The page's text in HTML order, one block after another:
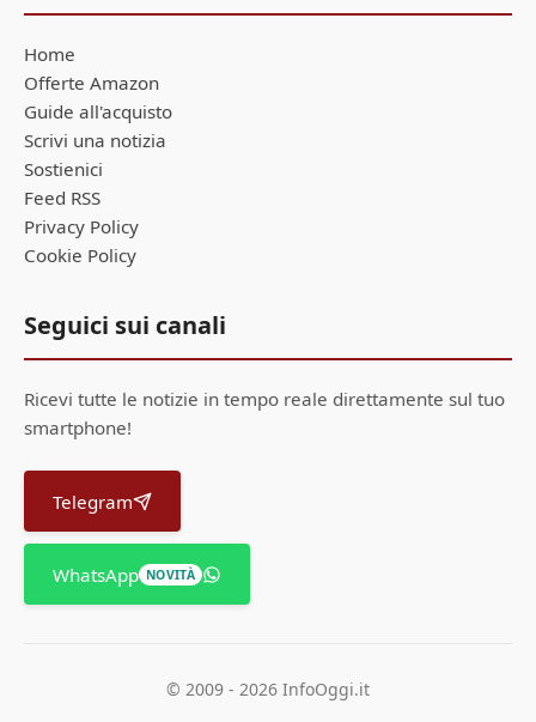
Home
Offerte Amazon
Guide all'acquisto
Scrivi una notizia
Sostienici
Feed RSS
Privacy Policy
Cookie Policy
Seguici sui canali
Ricevi tutte le notizie in tempo reale direttamente sul tuo
smartphone!
Telegram
WhatsApp NOVITÀ
© 2009 - 2026 InfoOggi.it